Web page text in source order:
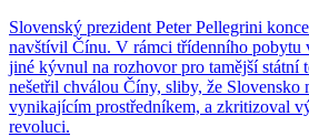
Slovenský prezident Peter Pellegrini
navštívil Čínu. V rámci třídenního pobytu
jiné kývnul na rozhovor pro tamější
nešetřil chválou Číny, sliby, že Slovensko
vynikajícím prostředníkem, a zkritizoval
revoluci.